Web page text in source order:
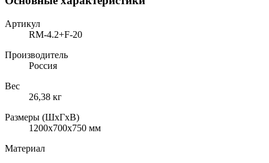
Артикул
RM-4.2+F-20
Производитель
Россия
Вес
26,38 кг
Размеры (ШхГхВ)
1200x700x750 мм
Материал